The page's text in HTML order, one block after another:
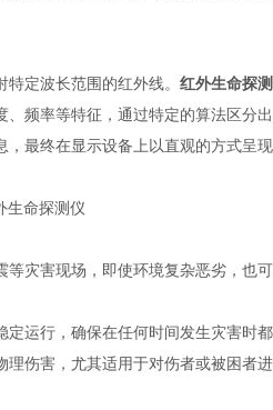
定波长范围的红外线。 红外生命探
频率等特征，通过特定的算法区分
最终在显示设备上以直观的方式呈
害现场，即使环境复杂恶劣，也
行，确保在任何时间发生灾害时都
害，尤其适用于对伤者或被困者进